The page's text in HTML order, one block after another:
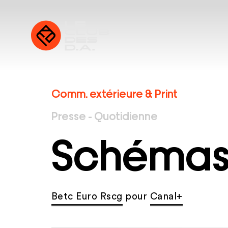
Comm. extérieure & Print
Presse - Quotidienne
Betc Euro Rscg pour Canal+